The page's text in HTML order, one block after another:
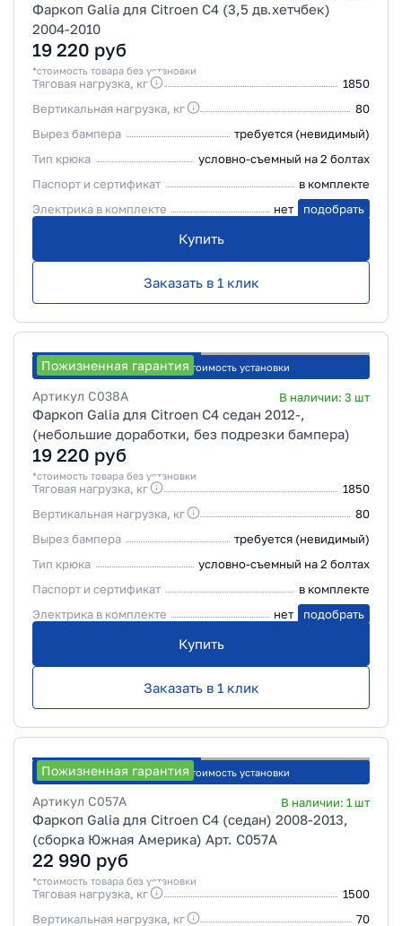
Фаркоп Galia для Citroen C4 (3,5 дв.хетчбек)
2004-2010
19 220 руб
*стоимость товара без установки
Тяговая нагрузка, кг
1850
Вертикальная нагрузка, кг
80
Вырез бампера
требуется (невидимый)
Тип крюка
условно-съемный на 2 болтах
Паспорт и сертификат
в комплекте
Электрика в комплекте
нет подобрать
Купить
Заказать в 1 клик
Пожизненная гарантияРассчитать стоимость установки
Артикул C038A В наличии: 3 шт
Фаркоп Galia для Citroen C4 седан 2012-,
(небольшие доработки, без подрезки бампера)
19 220 руб
*стоимость товара без установки
Тяговая нагрузка, кг
1850
Вертикальная нагрузка, кг
80
Вырез бампера
требуется (невидимый)
Тип крюка
условно-съемный на 2 болтах
Паспорт и сертификат
в комплекте
Электрика в комплекте
нет подобрать
Купить
Заказать в 1 клик
Пожизненная гарантияРассчитать стоимость установки
Артикул C057A В наличии: 1 шт
Фаркоп Galia для Citroen C4 (седан) 2008-2013,
(сборка Южная Америка) Арт. C057A
22 990 руб
*стоимость товара без установки
Тяговая нагрузка, кг
1500
Вертикальная нагрузка, кг
70